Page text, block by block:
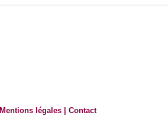
Mentions légales |Contact